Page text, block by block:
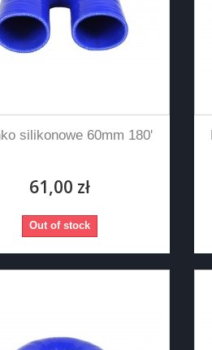
silikonowe 60mm 180'
61,00 zł
Out of stock